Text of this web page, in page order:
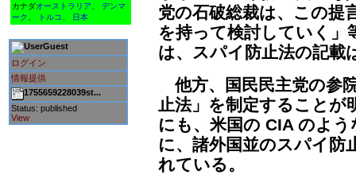
カナダオーストラリア
デンマ
ーク
トルコ 日本
Guest
ログイン
情報提供
1755659228039st...
Status: published
View
党の石破総裁は、この提
を持って検討していく」
は、スパイ防止法の記載
他方、国民民主党の参
止法」を制定することが
にも、米国の CIA のよ
に、諸外国並のスパイ防
れている。